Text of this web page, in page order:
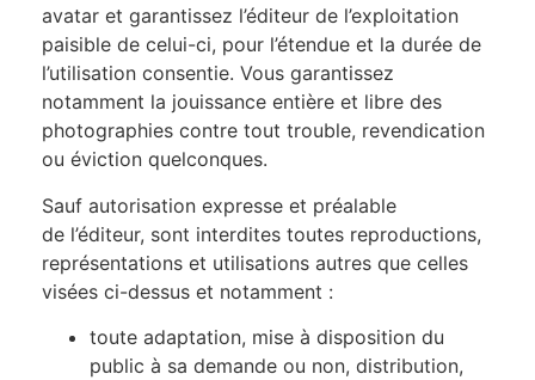
avatar et garantissez l’éditeur de l’exploitation
paisible de celui-ci, pour l’étendue et la durée de
l’utilisation consentie. Vous garantissez
notamment la jouissance entière et libre des
photographies contre tout trouble, revendication
ou éviction quelconques.
Sauf autorisation expresse et préalable
de l’éditeur, sont interdites toutes reproductions,
représentations et utilisations autres que celles
visées ci-dessus et notamment :
toute adaptation, mise à disposition du
public à sa demande ou non, distribution,